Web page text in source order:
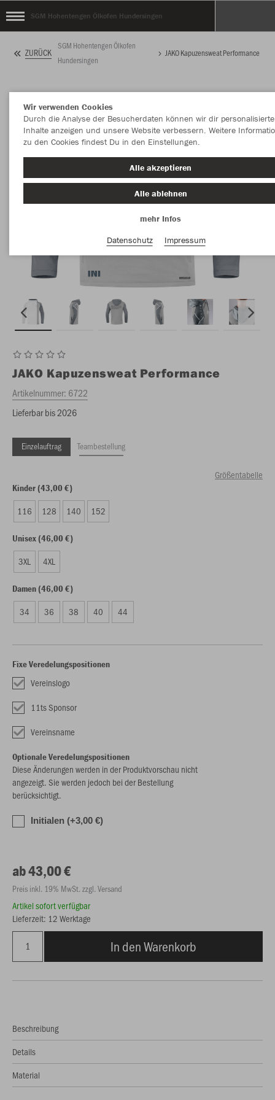
SGM Hohentengen Ölkofen Hundersingen
ZURÜCK
SGM Hohentengen Ölkofen
Hundersingen
JAKO Kapuzensweat Performance
JAKO Kapuzensweat Performance
Artikelnummer: 6722
Lieferbar bis 2026
Einzelauftrag Teambestellung
Größentabelle
Kinder (43,00 €)
116 128 140 152
Unisex (46,00 €)
3XL 4XL
Damen (46,00 €)
34 36 38 40 44
Fixe Veredelungspositionen
Vereinslogo
11ts Sponsor
Vereinsname
Optionale Veredelungspositionen
Diese Änderungen werden in der Produktvorschau nicht
angezeigt. Sie werden jedoch bei der Bestellung
berücksichtigt.
Initialen (+3,00 €)
ab 43,00 €
Preis inkl. 19% MwSt. zzgl. Versand
Artikel sofort verfügbar
Lieferzeit: 12 Werktage
In den Warenkorb
Beschreibung
Details
Material
Wir verwenden Cookies
Durch die Analyse der Besucherdaten können wir dir personalisierte
Inhalte anzeigen und unsere Website verbessern. Weitere
zu den Cookies findest Du in den Einstellungen.
Alle akzeptieren
Alle ablehnen
mehr Infos
Datenschutz
Impressum